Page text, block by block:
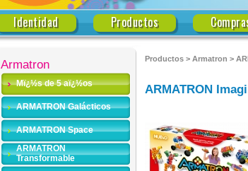
Identidad Productos
Armatron
Mï¿½s de 5 aï¿½os
ARMATRON Galácticos
ARMATRON Space
ARMATRON
Transformable
Productos > Armatron >
ARMATRON